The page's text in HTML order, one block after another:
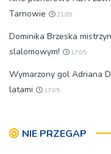
Tarnowie
21:09
Dominika Brzeska
slalomowym!
17:05
Wymarzony gol Adriana
latami
17:05
NIE PRZEGAP